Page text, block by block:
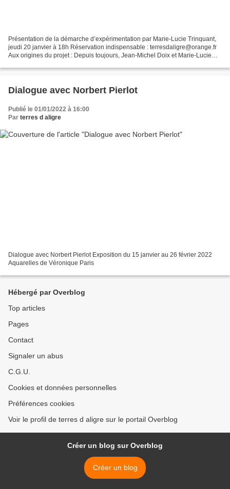
Présentation de la démarche d’expérimentation par Marie-Lucie Trinquant,
jeudi 20 janvier à 18h Réservation indispensable : terresdaligre@orange.fr
Aux origines du projet : Depuis toujours, Jean-Michel Doix et Marie-Lucie
Dialogue avec Norbert Pierlot
Publié le 01/01/2022 à 16:00
Par terres d aligre
Dialogue avec Norbert Pierlot Exposition du 15 janvier au 26 février 2022
Aquarelles de Véronique Paris
Hébergé par Overblog
Top articles
Pages
Contact
Signaler un abus
C.G.U.
Cookies et données personnelles
Préférences cookies
Voir le profil de terres d aligre sur le portail Overblog
Créer un blog sur Overblog
Créer un blog